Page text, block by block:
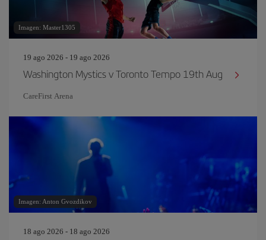
Imagen: Master1305
19 ago 2026 - 19 ago 2026
Washington Mystics v Toronto Tempo 19th Aug
CareFirst Arena
Imagen: Anton Gvozdikov
18 ago 2026 - 18 ago 2026